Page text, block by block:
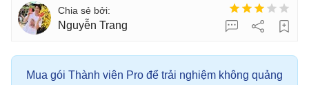
Nguyễn Trang
Mua gói Thành viên Pro để trải nghiệm không quảng